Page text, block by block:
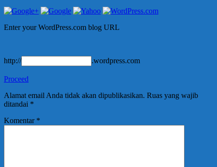
Enter your WordPress.com blog URL
http:// .wordpress.com
Proceed
Alamat email Anda tidak akan dipublikasikan. Ruas yang wajib
ditandai *
Komentar *